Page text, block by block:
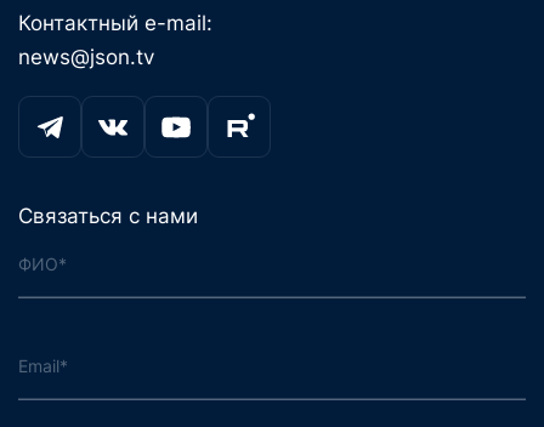
Контактный e-mail:
news@json.tv
Связаться с нами